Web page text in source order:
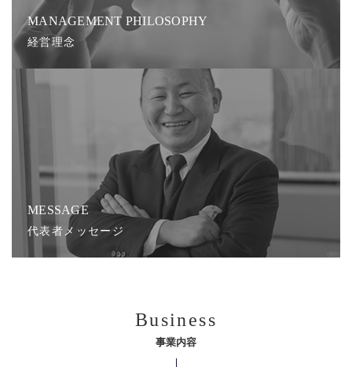
MANAGEMENT PHILOSOPHY
経営理念
MESSAGE
代表者メッセージ
Business
事業内容